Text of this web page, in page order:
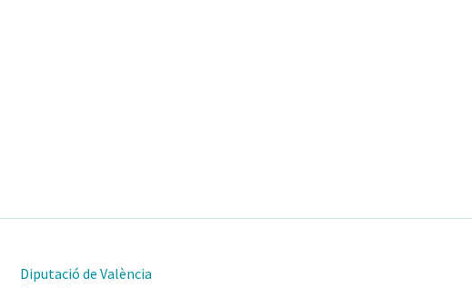
Diputació de València